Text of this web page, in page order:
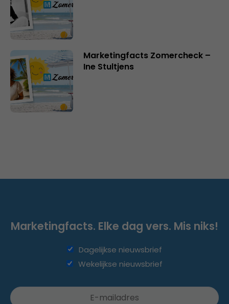
Marketingfacts Zomercheck –
Ine Stultjens
Marketingfacts. Elke dag vers. Mis niks!
Dagelijkse nieuwsbrief
Wekelijkse nieuwsbrief